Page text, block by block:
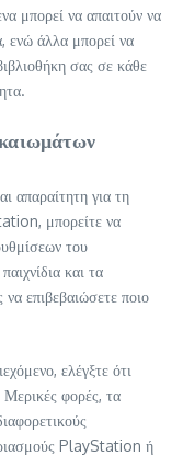
μπορεί να απαιτούν να
ενώ άλλα μπορεί να
σας σε κάθε
απαραίτητη για τη
μπορείτε να
του
και τα
επιβεβαιώσετε ποιο
ελέγξτε ότι
φορές, τα
PlayStation ή